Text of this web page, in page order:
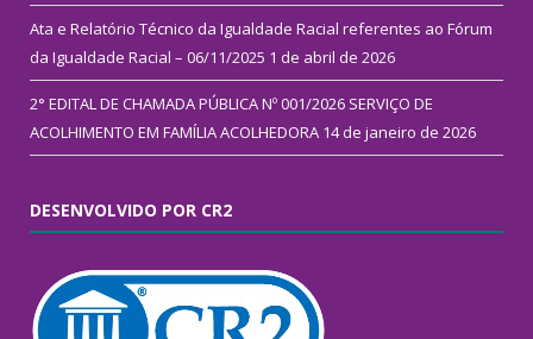
Ata e Relatório Técnico da Igualdade Racial referentes ao Fórum
da Igualdade Racial – 06/11/2025 1 de abril de 2026
2° EDITAL DE CHAMADA PÚBLICA Nº 001/2026 SERVIÇO DE
ACOLHIMENTO EM FAMÍLIA ACOLHEDORA 14 de janeiro de 2026
DESENVOLVIDO POR CR2